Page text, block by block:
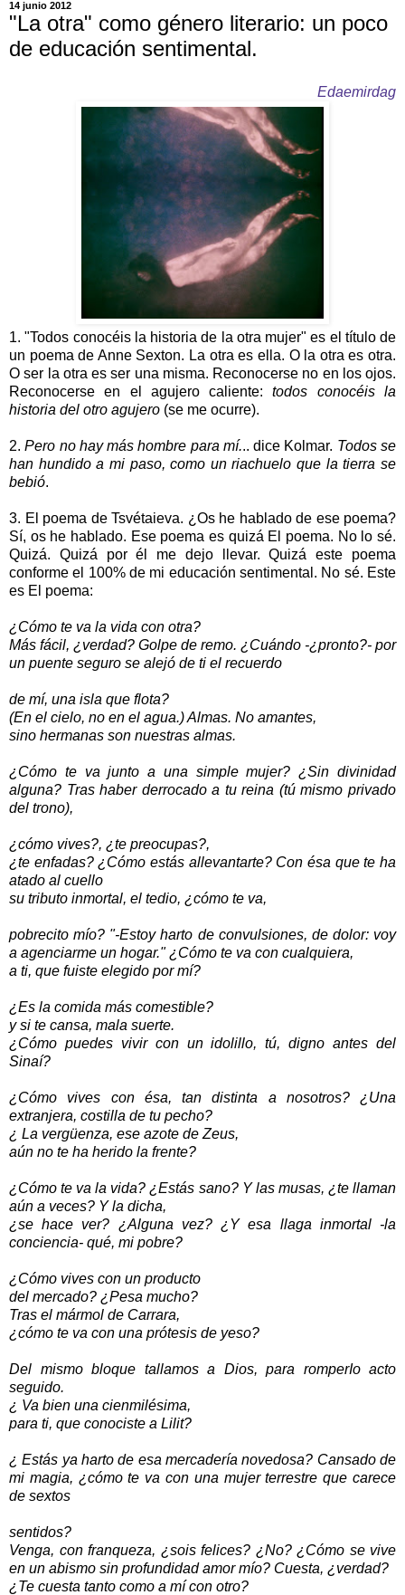
14 junio 2012
"La otra" como género literario: un poco
de educación sentimental.
Edaemirdag
1. "Todos conocéis la historia de la otra mujer" es el título de
un poema de Anne Sexton. La otra es ella. O la otra es otra.
O ser la otra es ser una misma. Reconocerse no en los ojos.
Reconocerse en el agujero caliente:todos conocéis la
historia del otro agujero (se me ocurre).
2. Pero no hay más hombre para mí... dice Kolmar. Todos se
han hundido a mi paso, como un riachuelo que la tierra se
bebió.
3. El poema de Tsvétaieva. ¿Os he hablado de ese poema?
Sí, os he hablado. Ese poema es quizá El poema. No lo sé.
Quizá. Quizá por él me dejo llevar. Quizá este poema
conforme el 100% de mi educación sentimental. No sé. Este
es El poema:
¿Cómo te va la vida con otra?
Más fácil, ¿verdad? Golpe de remo. ¿Cuándo -¿pronto?- por
un puente seguro se alejó de ti el recuerdo
de mí, una isla que flota?
(En el cielo, no en el agua.) Almas. No amantes,
sino hermanas son nuestras almas.
¿Cómo te va junto a una simple mujer? ¿Sin divinidad
alguna? Tras haber derrocado a tu reina (tú mismo privado
del trono),
¿cómo vives?, ¿te preocupas?,
¿te enfadas? ¿Cómo estás allevantarte? Con ésa que te ha
atado al cuello
su tributo inmortal, el tedio, ¿cómo te va,
pobrecito mío? "-Estoy harto de convulsiones, de dolor: voy
a agenciarme un hogar." ¿Cómo te va con cualquiera,
a ti, que fuiste elegido por mí?
¿Es la comida más comestible?
y si te cansa, mala suerte.
¿Cómo puedes vivir con un idolillo, tú, digno antes del
Sinaí?
¿Cómo vives con ésa, tan distinta a nosotros? ¿Una
extranjera, costilla de tu pecho?
¿ La vergüenza, ese azote de Zeus,
aún no te ha herido la frente?
¿Cómo te va la vida? ¿Estás sano? Y las musas, ¿te llaman
aún a veces? Y la dicha,
¿se hace ver? ¿Alguna vez? ¿Y esa llaga inmortal -la
conciencia- qué, mi pobre?
¿Cómo vives con un producto
del mercado? ¿Pesa mucho?
Tras el mármol de Carrara,
¿cómo te va con una prótesis de yeso?
Del mismo bloque tallamos a Dios, para romperIo acto
seguido.
¿ Va bien una cienmilésima,
para ti, que conociste a Lilit?
¿ Estás ya harto de esa mercadería novedosa? Cansado de
mi magia, ¿cómo te va con una mujer terrestre que carece
de sextos
sentidos?
Venga, con franqueza, ¿sois felices? ¿No? ¿Cómo se vive
en un abismo sin profundidad amor mío? Cuesta, ¿verdad?
¿Te cuesta tanto como a mí con otro?